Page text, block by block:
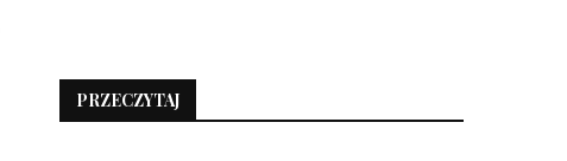
PRZECZYTAJ